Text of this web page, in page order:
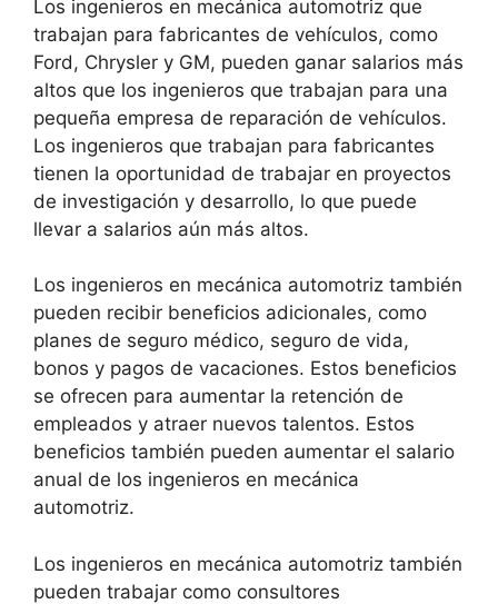
Los ingenieros en mecánica automotriz que
trabajan para fabricantes de vehículos, como
Ford, Chrysler y GM, pueden ganar salarios más
altos que los ingenieros que trabajan para una
pequeña empresa de reparación de vehículos.
Los ingenieros que trabajan para fabricantes
tienen la oportunidad de trabajar en proyectos
de investigación y desarrollo, lo que puede
llevar a salarios aún más altos.
Los ingenieros en mecánica automotriz también
pueden recibir beneficios adicionales, como
planes de seguro médico, seguro de vida,
bonos y pagos de vacaciones. Estos beneficios
se ofrecen para aumentar la retención de
empleados y atraer nuevos talentos. Estos
beneficios también pueden aumentar el salario
anual de los ingenieros en mecánica
automotriz.
Los ingenieros en mecánica automotriz también
pueden trabajar como consultores